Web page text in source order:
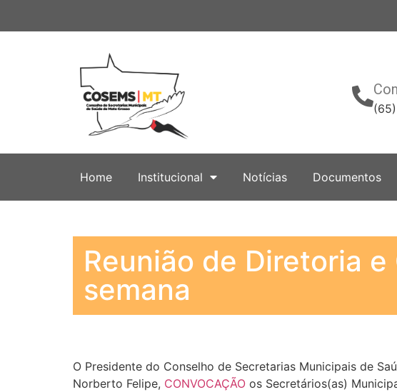
Home Institucional Notícias Documentos
Reunião de Diretoria e
semana
O Presidente do Conselho de Secretarias Municipais de
Norberto Felipe, CONVOCAÇÃO os Secretários(as)